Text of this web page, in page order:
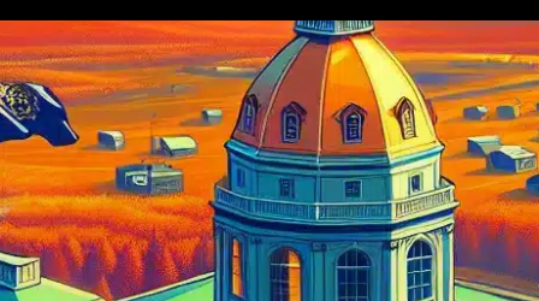
Le 18 novembre 2025, l’État du
New Hampshire a marqué
l’histoire en approuvant un
bond municipal de 100